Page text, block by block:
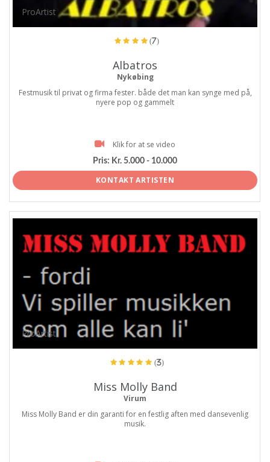
ProArtist
(7)
Albatros
Nykøbing
Festmusik til privat og firma fester. både det man kan synge med på,
nyere pop og gammelt
Klik for at se video
Pris: Kr. 5.000 - 10.000
KONTAKT ARTISTEN
ProArtist
(3)
Miss Molly Band
Virum
Miss Molly Band er din garanti for en festlig aften med dansevenlig
musik.